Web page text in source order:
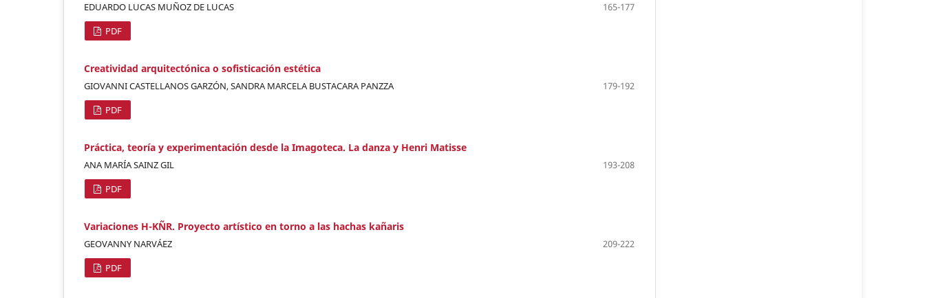
EDUARDO LUCAS MUÑOZ DE LUCAS
165-177
PDF
Creatividad arquitectónica o sofisticación estética
GIOVANNI CASTELLANOS GARZÓN, SANDRA MARCELA BUSTACARA PANZZA
179-192
PDF
Práctica, teoría y experimentación desde la Imagoteca. La danza y Henri Matisse
ANA MARÍA SAINZ GIL
193-208
PDF
Variaciones H-KÑR. Proyecto artístico en torno a las hachas kañaris
GEOVANNY NARVÁEZ
209-222
PDF